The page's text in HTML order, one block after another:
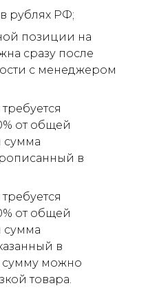
рублях РФ;
позиции на
сразу после
с менеджером
от общей
сумма
в
от общей
сумма
в
сумму можно
товара.